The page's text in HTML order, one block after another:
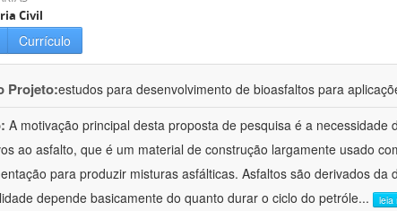
Civil
Currículo
Projeto:estudos para desenvolvimento de bioasfaltos para
A motivação principal desta proposta de pesquisa é a necessidade
ao asfalto, que é um material de construção largamente usado
para produzir misturas asfálticas. Asfaltos são derivados da
depende basicamente do quanto durar o ciclo do petróle... leia